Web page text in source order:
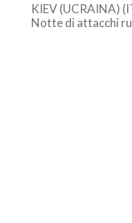
KIEV (UCRAINA)
Notte di attacchi